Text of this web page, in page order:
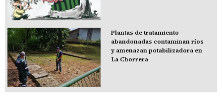
Plantas de tratamiento
abandonadas contaminan ríos
y amenazan potabilizadora en
La Chorrera